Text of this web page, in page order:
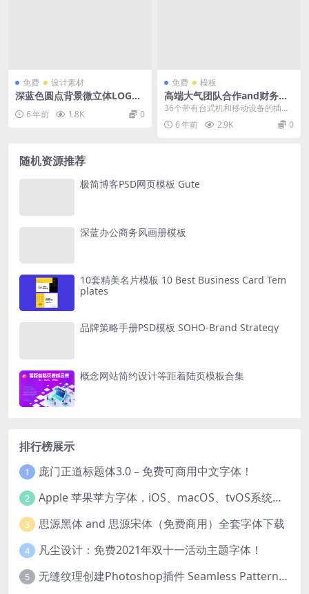
免费 设计素材
深蓝色圆点背景微立体LOGO
6 年前 1.8K 0
免费 模板
高端大气团队合作and财务插
图 Team Work & Finance
36个带有台式机和移动设备的插图
使用示例基于矢量的详细和现代插
图，以及4个插图主...
6 年前 2.9K 0
随机资源推荐
极简博客PSD网页模板 Gute
深蓝办公商务风画册模板
10套精美名片模板 10 Best Business Card Tem
plates
品牌策略手册PSD模板 SOHO-Brand Strategy
概念网站简约设计等距着陆页模板合集
排行榜展示
1 庞门正道标题体3.0 – 免费可商用中文字体！
2 Apple 苹果苹方字体，iOS、macOS、tvOS系统默认字体
3 思源黑体 and 思源宋体（免费商用）全套字体下载
4 凡尘设计：免费2021年双十一活动主题字体！
5 无缝纹理创建Photoshop插件 Seamless Pattern Creation Kit